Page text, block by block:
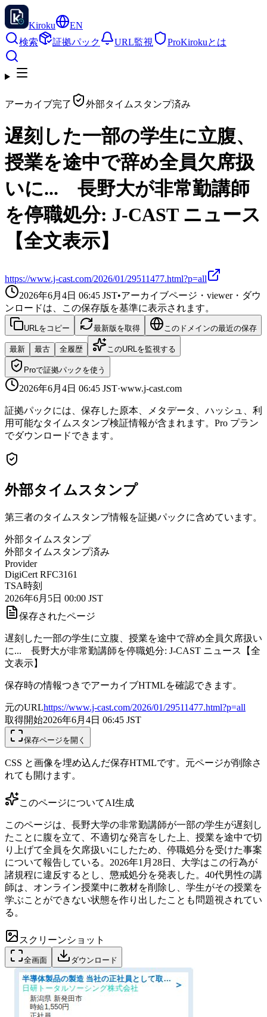
Kiroku
EN
検索
証拠パック URL監視 ProKirokuとは
アーカイブ完了 外部タイムスタンプ済み
遅刻した一部の学生に立腹、
授業を途中で辞め全員欠席扱
いに... 長野大が非常勤講師
を停職処分: J-CAST ニュース
【全文表示】
https://www.j-cast.com/2026/01/29511477.html?p=all
2026年6月4日 06:45 JST•アーカイブページ・viewer・ダウ
ンロードは、この保存版を基準に表示されます。
URLをコピー 最新版を取得 このドメインの最近の保存
最新 最古 全履歴 このURLを監視する
Proで証拠パックを使う
2026年6月4日 06:45 JST·www.j-cast.com
証拠パックには、保存した原本、メタデータ、ハッシュ、利
用可能なタイムスタンプ検証情報が含まれます。Pro プラン
でダウンロードできます。
外部タイムスタンプ
第三者のタイムスタンプ情報を証拠パックに含めています。
外部タイムスタンプ
外部タイムスタンプ済み
Provider
DigiCert RFC3161
TSA時刻
2026年6月5日 00:00 JST
保存されたページ
遅刻した一部の学生に立腹、授業を途中で辞め全員欠席扱い
に... 長野大が非常勤講師を停職処分: J-CAST ニュース【全
文表示】
保存時の情報つきでアーカイブHTMLを確認できます。
元のURLhttps://www.j-cast.com/2026/01/29511477.html?p=all
取得開始2026年6月4日 06:45 JST
保存ページを開く
CSS と画像を埋め込んだ保存HTMLです。元ページが削除さ
れても開けます。
このページについてAI生成
このページは、長野大学の非常勤講師が一部の学生が遅刻し
たことに腹を立て、不適切な発言をした上、授業を途中で切
り上げて全員を欠席扱いにしたため、停職処分を受けた事案
について報告している。2026年1月28日、大学はこの行為が
諸規程に違反するとし、懲戒処分を発表した。40代男性の講
師は、オンライン授業中に教材を削除し、学生がその授業を
学ぶことができない状態を作り出したことも問題視されてい
る。
スクリーンショット
全画面 ダウンロード